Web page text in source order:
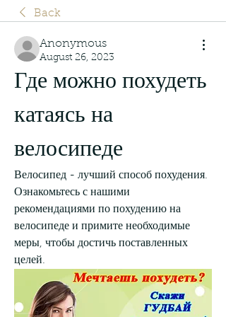
Back
Anonymous
August 26, 2023
Где можно похудеть
катаясь на
велосипеде
Велосипед - лучший способ похудения.
Ознакомьтесь с нашими
рекомендациями по похудению на
велосипеде и примите необходимые
меры, чтобы достичь поставленных
целей.